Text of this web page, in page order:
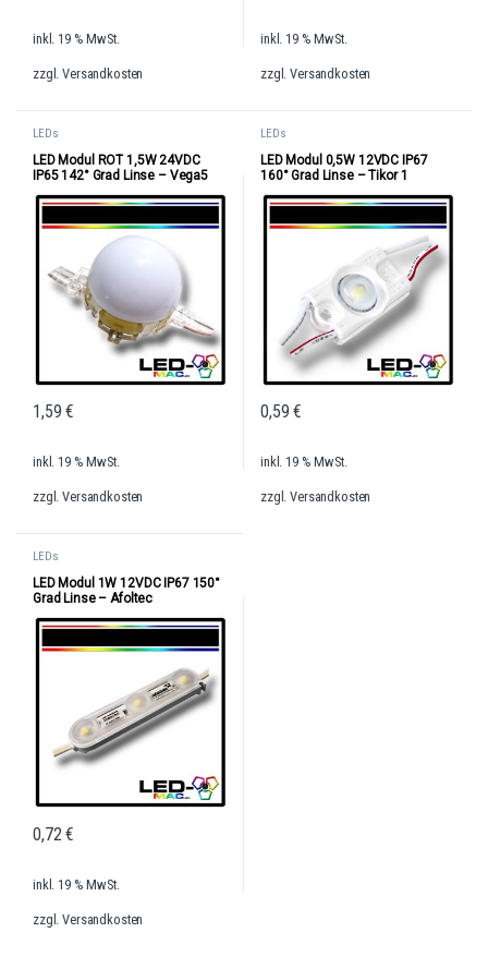
inkl. 19 % MwSt.
zzgl.Versandkosten
inkl. 19 % MwSt.
zzgl.Versandkosten
LEDs
LED Modul ROT 1,5W 24VDC
IP65 142° Grad Linse – Vega5
1,59€
inkl. 19 % MwSt.
zzgl.Versandkosten
LEDs
LED Modul 0,5W 12VDC IP67
160° Grad Linse – Tikor 1
0,59€
inkl. 19 % MwSt.
zzgl.Versandkosten
LEDs
LED Modul 1W 12VDC IP67 150°
Grad Linse – Afoltec
0,72€
inkl. 19 % MwSt.
zzgl.Versandkosten